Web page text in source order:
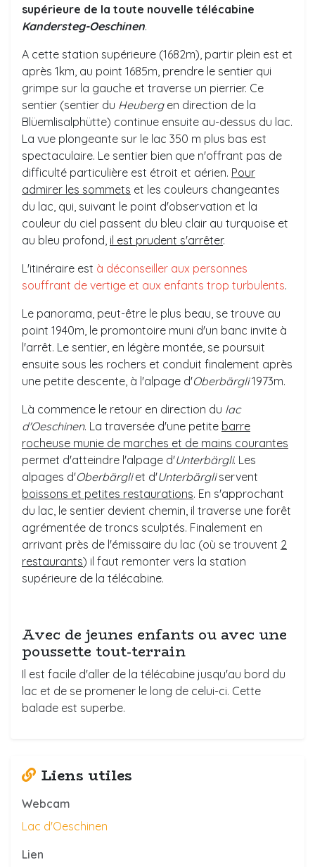
supérieure de la toute nouvelle télécabine
Kandersteg-Oeschinen.
A cette station supérieure (1682m), partir plein est et
après 1km, au point 1685m, prendre le sentier qui
grimpe sur la gauche et traverse un pierrier. Ce
sentier (sentier du Heubergen direction de la
Blüemlisalphütte) continue ensuite au-dessus du lac.
La vue plongeante sur le lac 350 m plus bas est
spectaculaire. Le sentier bien que n'offrant pas de
difficulté particulière est étroit et aérien. Pour
admirer les sommets et les couleurs changeantes
du lac, qui, suivant le point d'observation et la
couleur du ciel passent du bleu clair au turquoise et
au bleu profond, il est prudent s'arrêter.
L'itinéraire est à déconseiller aux personnes
souffrant de vertige et aux enfants trop turbulents.
Le panorama, peut-être le plus beau, se trouve au
point 1940m, le promontoire muni d'un banc invite à
l'arrêt. Le sentier, en légère montée, se poursuit
ensuite sous les rochers et conduit finalement après
une petite descente, à l'alpage d'Oberbärgli1973m.
Là commence le retour en direction du lac
d'Oeschinen. La traversée d'une petite barre
rocheuse munie de marches et de mains courantes
permet d'atteindre l'alpage d'Unterbärgli. Les
alpages d'Oberbärgliet d'Unterbärgliservent
boissons et petites restaurations. En s'approchant
du lac, le sentier devient chemin, il traverse une forêt
agrémentée de troncs sculptés. Finalement en
arrivant près de l'émissaire du lac (où se trouvent 2
restaurants) il faut remonter vers la station
supérieure de la télécabine.
Avec de jeunes enfants ou avec une
poussette tout-terrain
Il est facile d'aller de la télécabine jusqu'au bord du
lac et de se promener le long de celui-ci. Cette
balade est superbe.
Liens utiles
Webcam
Lac d'Oeschinen
Lien